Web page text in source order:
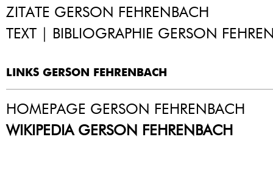
ZITATE GERSON FEHRENBACH
TEXT | BIBLIOGRAPHIE GERSON
LINKS GERSON FEHRENBACH
HOMEPAGE GERSON FEHRENBACH
WIKIPEDIA GERSON FEHRENBACH